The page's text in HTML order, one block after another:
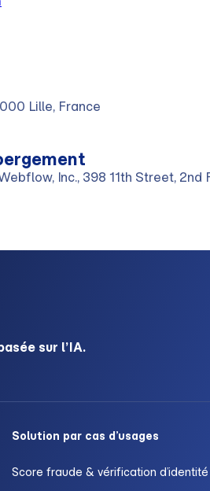
Lille, France
Inc., 398 11th Street, 2nd
sur l’IA.
Solution par cas d’usages
Score fraude & vérification d’identité